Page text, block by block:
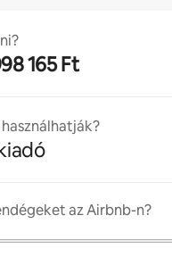
165 Ft
az Airbnb-n?